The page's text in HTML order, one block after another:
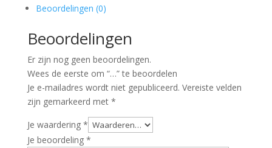
Beoordelingen (0)
Beoordelingen
Er zijn nog geen beoordelingen.
Wees de eerste om “…” te beoordelen
Je e-mailadres wordt niet gepubliceerd. Vereiste velden
zijn gemarkeerd met *
Je waardering *
Je beoordeling *